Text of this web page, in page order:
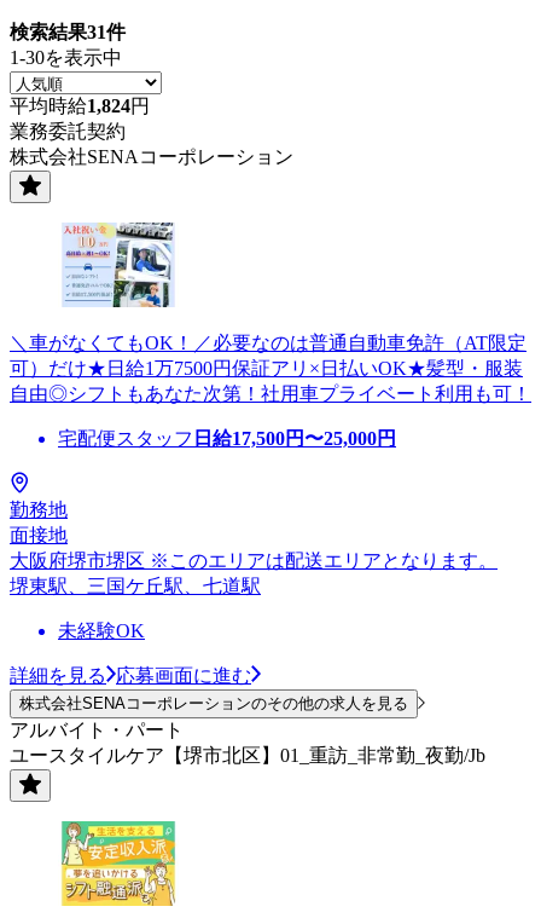
検索結果31件
1-30を表示中
平均時給1,824円
業務委託契約
株式会社SENAコーポレーション
＼車がなくてもOK！／必要なのは普通自動車免許（AT限定
可）だけ★日給1万7500円保証アリ×日払いOK★髪型・服装
自由◎シフトもあなた次第！社用車プライベート利用も可！
宅配便スタッフ 日給17,500円〜25,000円
勤務地
面接地
大阪府堺市堺区 ※このエリアは配送エリアとなります。
堺東駅、三国ケ丘駅、七道駅
未経験OK
詳細を見る 応募画面に進む
株式会社SENAコーポレーションのその他の求人を見る
アルバイト・パート
ユースタイルケア【堺市北区】01_重訪_非常勤_夜勤/Jb